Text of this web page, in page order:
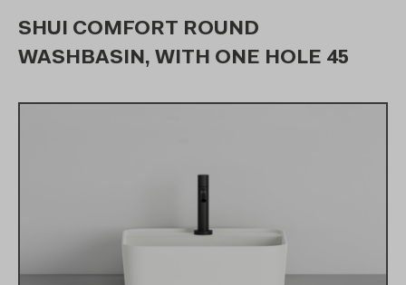
SHUI COMFORT ROUND
WASHBASIN, WITH ONE HOLE 45